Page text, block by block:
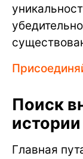
Поиск
Главная